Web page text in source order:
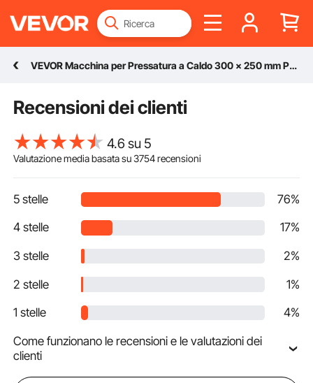
VEVOR Macchina per Pressatura a Caldo 300 x 250 mm Pressa a Caldo 2 in 1 Rosa
Recensioni dei clienti
4.6 su 5
Valutazione media basata su3754recensioni
5 stelle 76%
4 stelle 17%
3 stelle 2%
2 stelle 1%
1 stelle 4%
Come funzionano le recensioni e le valutazioni dei
clienti